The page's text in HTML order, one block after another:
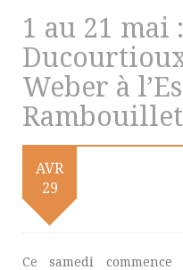
1 au 21 mai
Weber à
Rambouillet
AVR
29
Ce samedi